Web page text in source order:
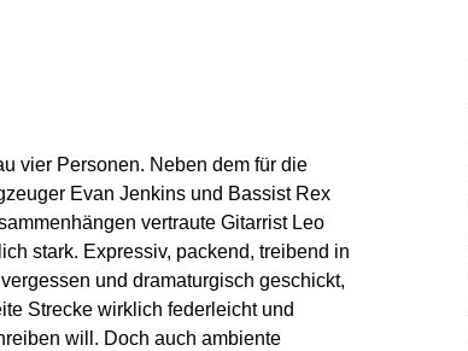
vier Personen. Neben dem für die
Evan Jenkins und Bassist Rex
vertraute Gitarrist Leo
stark. Expressiv, packend, treibend in
und dramaturgisch geschickt,
Strecke wirklich federleicht und
will. Doch auch ambiente